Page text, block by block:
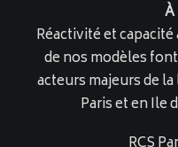
À
Réactivité et
de nos modèles
acteurs majeurs de
Paris et en Ile